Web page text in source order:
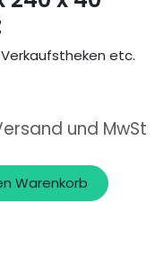
etc.
und MwSt
Warenkorb